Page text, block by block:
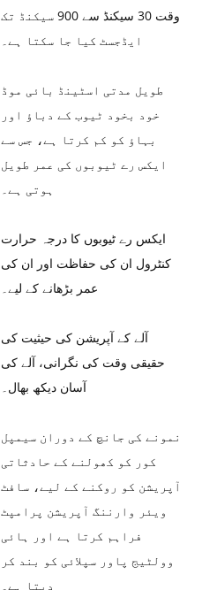
وقت 30 سیکنڈ سے 900 سیکنڈ تک
ایڈجسٹ کیا جا سکتا ہے۔
طویل مدتی اسٹینڈ بائی موڈ
خود بخود ٹیوب کے دباؤ اور
بہاؤ کو کم کرتا ہے، جس سے
ایکس رے ٹیوبوں کی عمر طویل
ہوتی ہے۔
ایکس رے ٹیوبوں کا درجہ حرارت
کنٹرول ان کی حفاظت اور ان کی
عمر بڑھانے کے لیے۔
آلے کے آپریشن کی حیثیت کی
حقیقی وقت کی نگرانی، آلے کی
آسان دیکھ بھال۔
نمونے کی جانچ کے دوران سیمپل
کور کو کھولنے کے حادثاتی
آپریشن کو روکنے کے لیے، سافٹ
ویئر وارننگ آپریشن پرامپٹ
فراہم کرتا ہے اور ہائی
وولٹیج پاور سپلائی کو بند کر
دیتا ہے۔